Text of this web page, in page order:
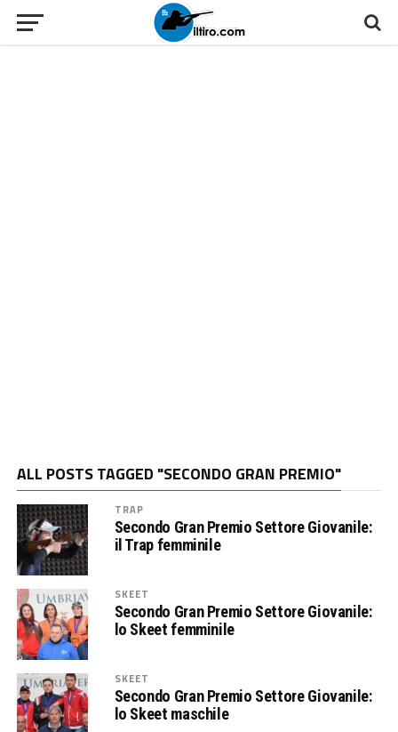
ALL POSTS TAGGED "SECONDO GRAN PREMIO"
TRAP
Secondo Gran Premio Settore Giovanile:
il Trap femminile
SKEET
Secondo Gran Premio Settore Giovanile:
lo Skeet femminile
SKEET
Secondo Gran Premio Settore Giovanile:
lo Skeet maschile